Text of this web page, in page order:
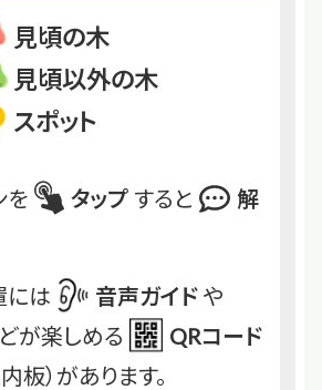
見頃の木
見頃以外の木
スポット
を タップ すると
解
には 音声ガイド や
が楽しめる
QRコード
板）があります。